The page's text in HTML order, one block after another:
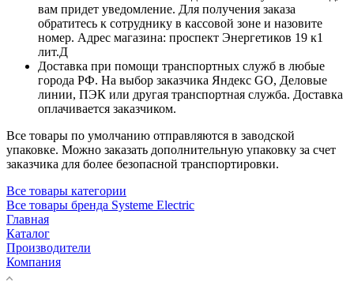
вам придет уведомление. Для получения заказа
обратитесь к сотруднику в кассовой зоне и назовите
номер. Адрес магазина: проспект Энергетиков 19 к1
лит.Д
Доставка при помощи транспортных служб в любые
города РФ. На выбор заказчика Яндекс GO, Деловые
линии, ПЭК или другая транспортная служба. Доставка
оплачивается заказчиком.
Все товары по умолчанию отправляются в заводской
упаковке. Можно заказать дополнительную упаковку за счет
заказчика для более безопасной транспортировки.
Все товары категории
Все товары бренда Systeme Electric
Главная
Каталог
Производители
Компания